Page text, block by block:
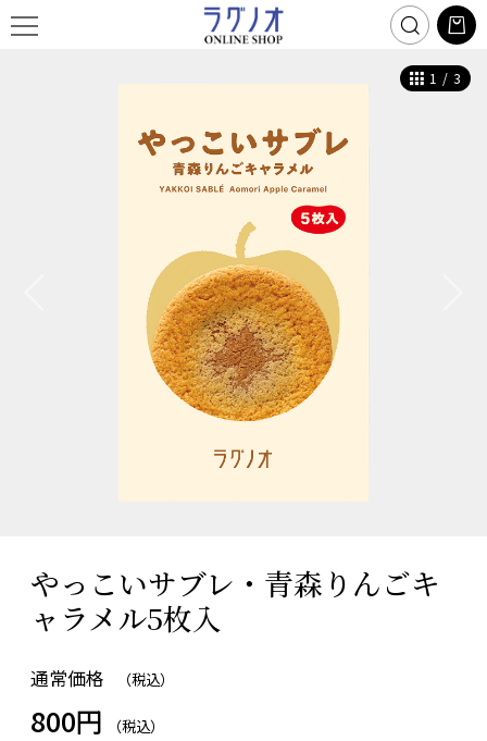
1 / 3
やっこいサブレ・青森りんごキ
ャラメル5枚入
通常価格 （税込）
800円 （税込）